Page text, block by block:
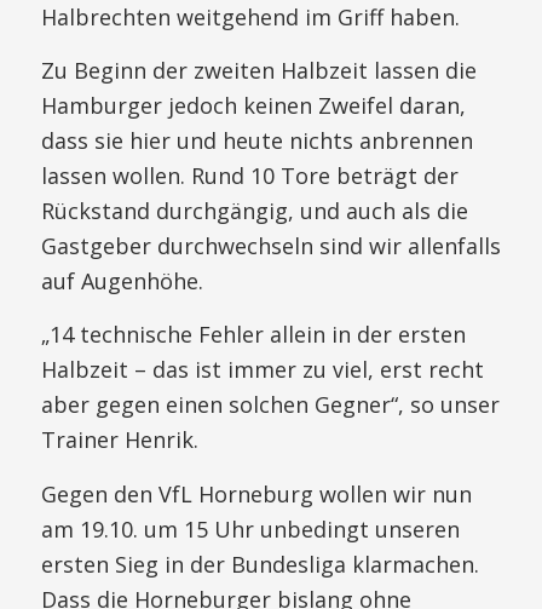
Halbrechten weitgehend im Griff haben.
Zu Beginn der zweiten Halbzeit lassen die
Hamburger jedoch keinen Zweifel daran,
dass sie hier und heute nichts anbrennen
lassen wollen. Rund 10 Tore beträgt der
Rückstand durchgängig, und auch als die
Gastgeber durchwechseln sind wir allenfalls
auf Augenhöhe.
„14 technische Fehler allein in der ersten
Halbzeit – das ist immer zu viel, erst recht
aber gegen einen solchen Gegner“, so unser
Trainer Henrik.
Gegen den VfL Horneburg wollen wir nun
am 19.10. um 15 Uhr unbedingt unseren
ersten Sieg in der Bundesliga klarmachen.
Dass die Horneburger bislang ohne